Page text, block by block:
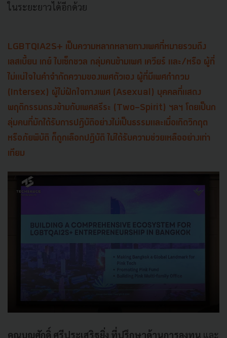
ในระยะยาวได้อีกด้วย
LGBTQIA2S+ เป็นความหลากหลายทางเพศที่หมายรวมถึง
เลสเบี้ยน เกย์ ไบเซ็กชวล กลุ่มคนข้ามเพศ เควียร์ และ/หรือ ผู้ที่
ไม่แน่ใจในคำจำกัดความของเพศตัวเอง ผู้ที่มีเพศกำกวม
(Intersex) ผู้ไม่ฝักใจทางเพศ (Asexual) บุคคลที่แสดง
พฤติกรรมตรงข้ามกับเพศสรีระ (Two-Spirit) ฯลฯ โดยเป็นก
ลุ่มคนที่มักได้รับการปฏิบัติอย่างไม่เป็นธรรมและเมื่อเกิดวิกฤต
หรือภัยพิบัติ ก็ถูกเลือกปฏิบัติ ไม่ได้รับความช่วยเหลืออย่างเท่า
เทียม
คุณบุญศักดิ์ ศรีประเสริฐยิ่ง ที่ปรึกษาด้านการลงทุน และ